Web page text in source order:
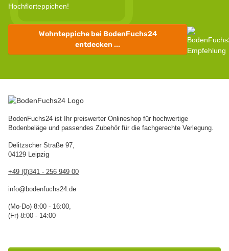
Hochflorteppichen!
Wohnteppichebei BodenFuchs24
entdecken ...
BodenFuchs24 ist Ihr preiswerter Onlineshop für hochwertige
Bodenbeläge und passendes Zubehör für die fachgerechte Verlegung.
Delitzscher Straße 97,
04129 Leipzig
+49 (0)341 - 256 949 00
info@bodenfuchs24.de
(Mo-Do) 8:00 - 16:00,
(Fr) 8:00 - 14:00